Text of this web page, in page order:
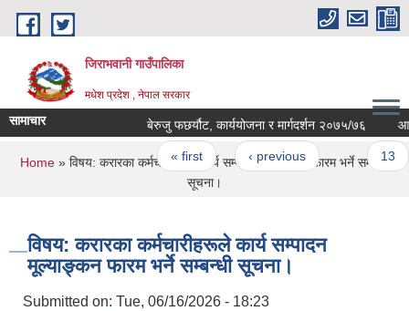
Skip to main content
जिराभवानी गाउँपालिका
मधेश प्रदेश , नेपाल सरकार
सामाचार बेरुजु फछर्यौट, कार्ययोजना र मार्गदर्शन २०७५/७६
Pages
« first ‹ previous … 13
You are here
Home» विषय: करारका कर्मचारीहरूले कार्य सम्पादन मूल्याङ्कन फारम भर्ने सम्बन्धी
सूचना।
विषय: करारका कर्मचारीहरूले कार्य सम्पादन
मूल्याङ्कन फारम भर्ने सम्बन्धी सूचना।
Submitted on: Tue, 06/16/2026 - 18:23